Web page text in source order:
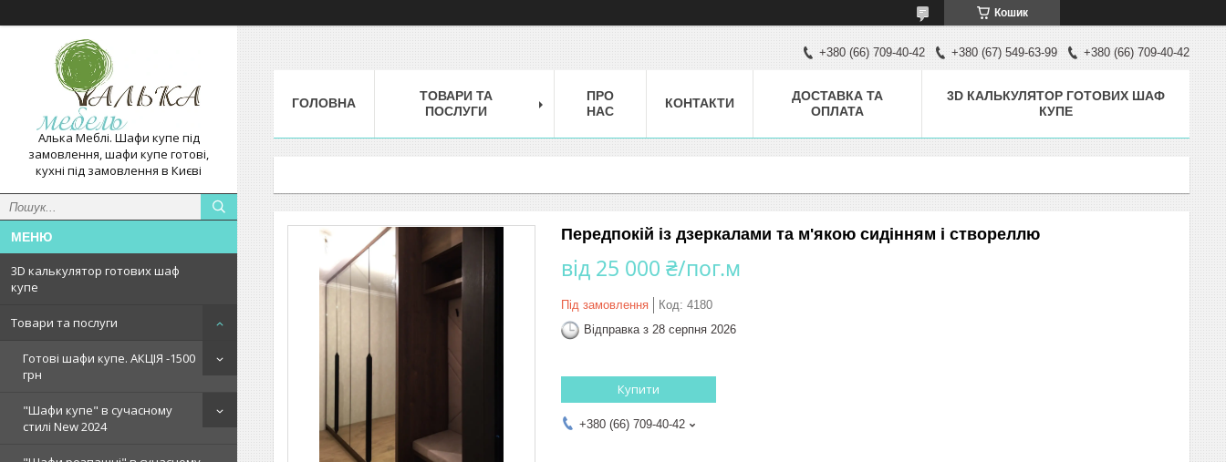
Кошик
Алька Меблі. Шафи купе під
замовлення, шафи купе готові,
кухні під замовлення в Києві
3D калькулятор готових шаф
купе
Товари та послуги
Готові шафи купе. АКЦІЯ -1500
грн
"Шафи купе" в сучасному
стилі New 2024
+380 (66) 709-40-42 +380 (67) 549-63-99 +380 (66) 709-40-42
ГОЛОВНА
ТОВАРИ ТА
ПОСЛУГИ
ПРО
НАС
КОНТАКТИ
ДОСТАВКА ТА
ОПЛАТА
3D КАЛЬКУЛЯТОР ГОТОВИХ ШАФ
КУПЕ
Передпокій із дзеркалами та м'якою сидінням і створеллю
від 25 000 ₴/пог.м
Під замовлення Код: 4180
Відправка з 28 серпня 2026
Купити
+380 (66) 709-40-42